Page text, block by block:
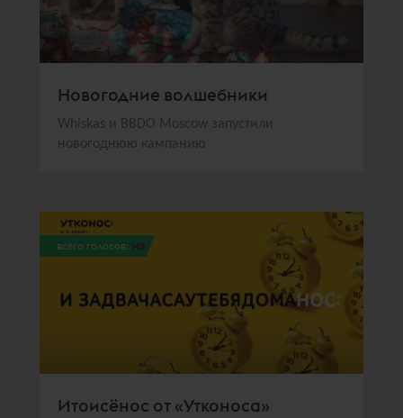
Новогодние волшебники
Whiskas и BBDO Moscow запустили
новогоднюю кампанию
всего голосов: 142
Итоисёнос от «Утконоса»